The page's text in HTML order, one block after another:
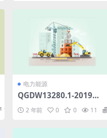
1.98
电力能源
QGDW13280.1-2019全
介质自承式光缆ADSS及配
套金具采购标准第1部分：
2 年前 0 0 11